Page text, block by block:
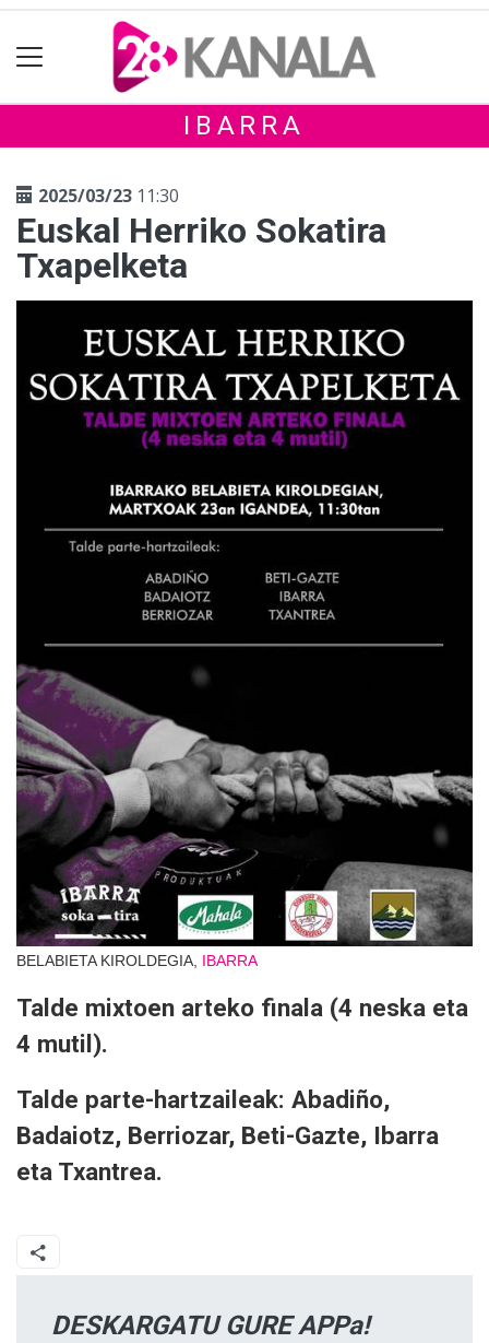
IBARRA
2025/03/23 11:30
Euskal Herriko Sokatira
Txapelketa
BELABIETA KIROLDEGIA, IBARRA
Talde mixtoen arteko finala (4 neska eta
4 mutil).
Talde parte-hartzaileak: Abadiño,
Badaiotz, Berriozar, Beti-Gazte, Ibarra
eta Txantrea.
DESKARGATU GURE APPa!